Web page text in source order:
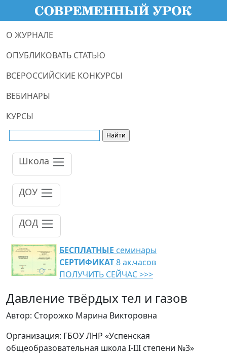
О ЖУРНАЛЕ
ОПУБЛИКОВАТЬ СТАТЬЮ
ВСЕРОССИЙСКИЕ КОНКУРСЫ
ВЕБИНАРЫ
КУРСЫ
Школа
ДОУ
ДОД
БЕСПЛАТНЫЕ семинары
СЕРТИФИКАТ8 ак.часов
ПОЛУЧИТЬ СЕЙЧАС >>>
Давление твёрдых тел и газов
Автор: Сторожко Марина Викторовна
Организация: ГБОУ ЛНР «Успенская
общеобразовательная школа Ӏ-ӀӀӀ степени №3»